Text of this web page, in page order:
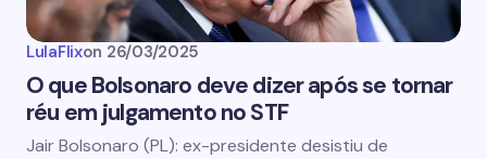
LulaFlixon 26/03/2025
O que Bolsonaro deve dizer após se tornar
réu em julgamento no STF
Jair Bolsonaro (PL): ex-presidente desistiu de